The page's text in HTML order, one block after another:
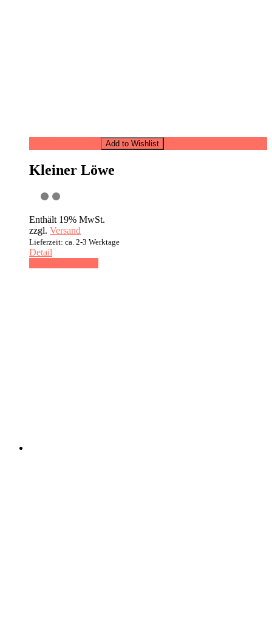
Add to Wishlist
Kleiner Löwe
Enthält 19% MwSt.
zzgl. Versand
Lieferzeit: ca. 2-3 Werktage
Detail